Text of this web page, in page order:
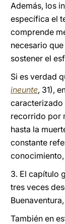
Además, los
específica el
comprende
necesario
sostener el
Si es verdad
ineunte, 31),
caracterizado
recorrido por
hasta la
constante
3. El capítulo
tres veces
Buenaventura,
También en